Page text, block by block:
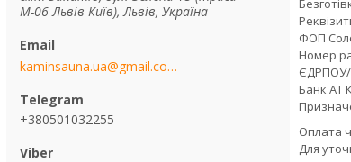
М-06 Львів Київ), Львів, Україна
kaminsauna.ua@gmail.com
+380501032255
ФОП
Номер
ЄДРПОУ/
Банк АТ
Оплата
Для